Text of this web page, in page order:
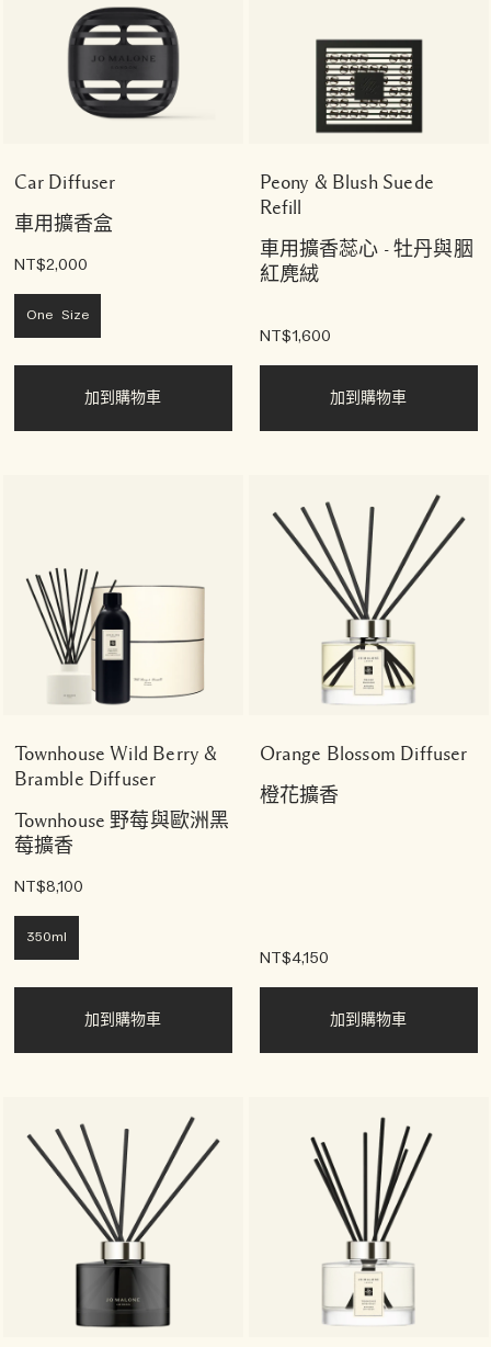
Car Diffuser
車用擴香盒
NT$2,000
One Size
加到購物車
Peony & Blush Suede
Refill
車用擴香蕊心 - 牡丹與胭
紅麂絨
NT$1,600
加到購物車
Townhouse Wild Berry &
Bramble Diffuser
Townhouse 野莓與歐洲黑
莓擴香
NT$8,100
350ml
加到購物車
Orange Blossom Diffuser
橙花擴香
NT$4,150
加到購物車